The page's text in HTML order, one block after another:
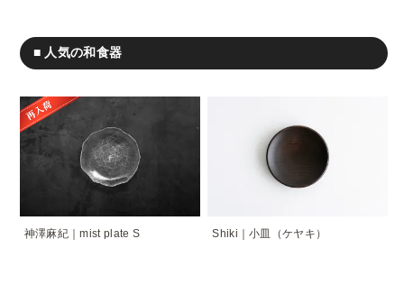
■ 人気の和食器
神澤麻紀｜mist plate S Shiki｜小皿（ケヤキ）